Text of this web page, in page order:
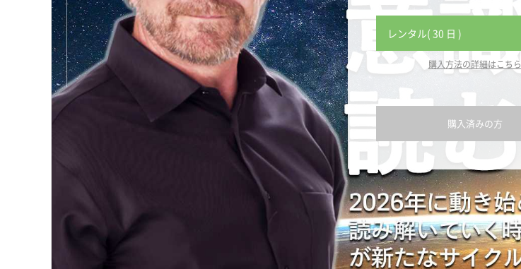
レンタル( 30 日 )
購入方法の詳細はこちら
購入済みの方